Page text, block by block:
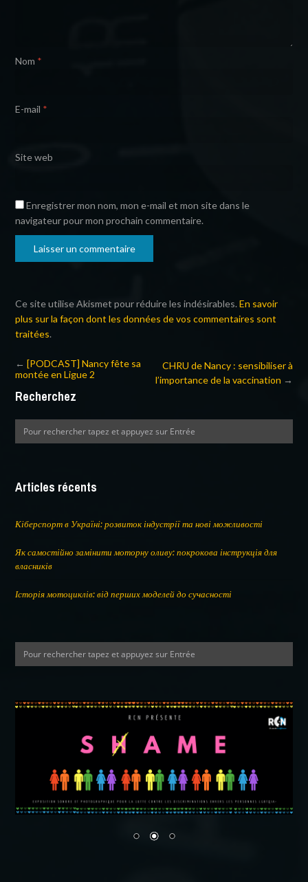
Nom *
E-mail *
Site web
Enregistrer mon nom, mon e-mail et mon site dans le
navigateur pour mon prochain commentaire.
Ce site utilise Akismet pour réduire les indésirables.En savoir
plus sur la façon dont les données de vos commentaires sont
traitées.
←[PODCAST] Nancy fête sa
montée en Ligue 2
CHRU de Nancy : sensibiliser à
l’importance de la vaccination →
Recherchez
Articles récents
Кіберспорт в Україні: розвиток індустрії та нові можливості
Як самостійно замінити моторну оливу: покрокова інструкція для
власників
Історія мотоциклів: від перших моделей до сучасності